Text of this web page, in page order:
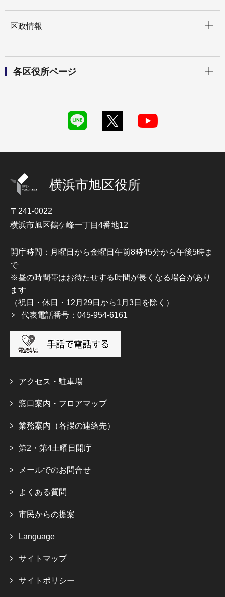
区政情報
各区役所ページ
横浜市旭区役所
〒241-0022
横浜市旭区鶴ケ峰一丁目4番地12
開庁時間：月曜日から金曜日午前8時45分から午後5時ま
で
※昼の時間帯はお待たせする時間が長くなる場合があり
ます
（祝日・休日・12月29日から1月3日を除く）
代表電話番号：045-954-6161
アクセス・駐車場
窓口案内・フロアマップ
業務案内（各課の連絡先）
第2・第4土曜日開庁
メールでのお問合せ
よくある質問
市民からの提案
Language
サイトマップ
サイトポリシー